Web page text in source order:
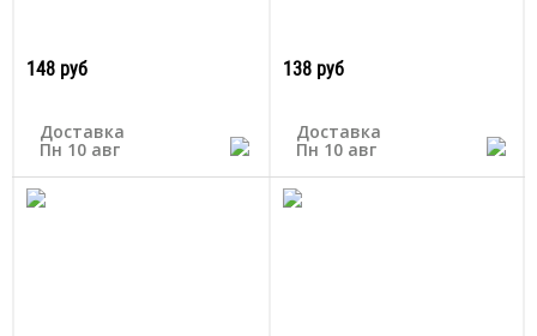
148 руб
Доставка
Пн 10 авг
138 руб
Доставка
Пн 10 авг